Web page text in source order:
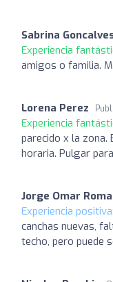
Sabrina
Experiencia
amigos o familia.
Lorena Perez
Experiencia
parecido x la zona.
horaria. Pulgar
Jorge Omar
Experiencia positiva:
canchas nuevas,
techo, pero puede